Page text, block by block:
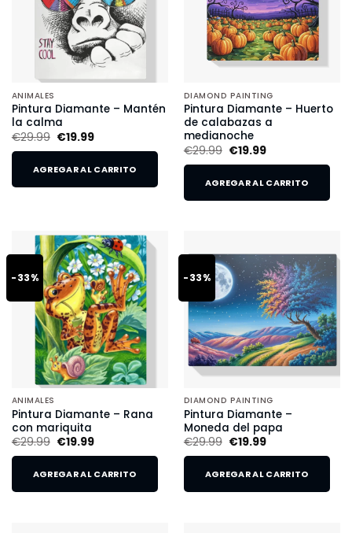
ANIMALES
Pintura Diamante – Mantén
la calma
€29.99 €19.99
AGREGAR AL CARRITO
DIAMOND PAINTING
Pintura Diamante – Huerto
de calabazas a
medianoche
€29.99 €19.99
AGREGAR AL CARRITO
-33%
ANIMALES
Pintura Diamante – Rana
con mariquita
€29.99 €19.99
AGREGAR AL CARRITO
-33%
DIAMOND PAINTING
Pintura Diamante –
Moneda del papa
€29.99 €19.99
AGREGAR AL CARRITO